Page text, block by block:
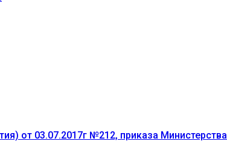
от 03.07.2017г №212, приказа Министерства